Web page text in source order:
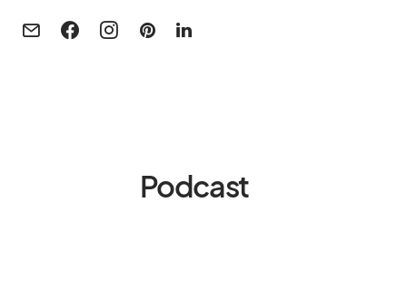
Podcast